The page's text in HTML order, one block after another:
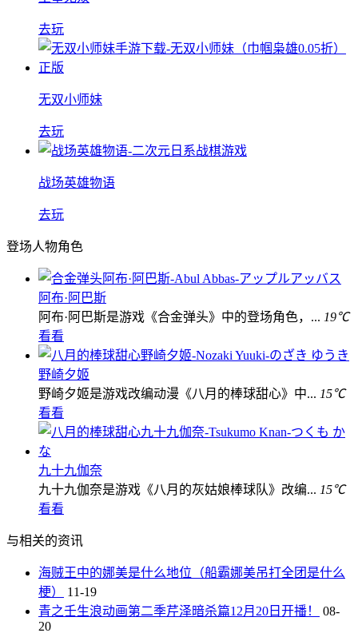
去玩
无双小师妹
去玩
战场英雄物语
去玩
登场人物角色
阿布·阿巴斯
阿布·阿巴斯是游戏《合金弹头》中的登场角色，... 19℃
看看
野崎夕姬
野崎夕姬是游戏改编动漫《八月的棒球甜心》中... 15℃
看看
九十九伽奈
九十九伽奈是游戏《八月的灰姑娘棒球队》改编... 15℃
看看
与相关的资讯
海贼王中的娜美是什么地位（船霸娜美吊打全团是什么
梗）
11-19
青之壬生浪动画第二季芹泽暗杀篇12月20日开播！
08-
20